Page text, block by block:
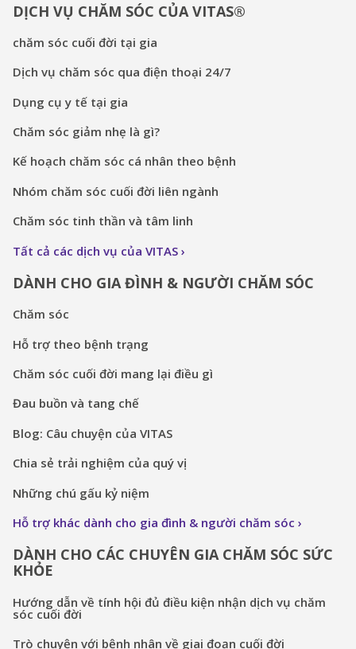
DỊCH VỤ CHĂM SÓC CỦA VITAS®
chăm sóc cuối đời tại gia
Dịch vụ chăm sóc qua điện thoại 24/7
Dụng cụ y tế tại gia
Chăm sóc giảm nhẹ là gì?
Kế hoạch chăm sóc cá nhân theo bệnh
Nhóm chăm sóc cuối đời liên ngành
Chăm sóc tinh thần và tâm linh
Tất cả các dịch vụ của VITAS
DÀNH CHO GIA ĐÌNH & NGƯỜI CHĂM SÓC
Chăm sóc
Hỗ trợ theo bệnh trạng
Chăm sóc cuối đời mang lại điều gì
Đau buồn và tang chế
Blog: Câu chuyện của VITAS
Chia sẻ trải nghiệm của quý vị
Những chú gấu kỷ niệm
Hỗ trợ khác dành cho gia đình & người chăm sóc
DÀNH CHO CÁC CHUYÊN GIA CHĂM SÓC SỨC
KHỎE
Hướng dẫn về tính hội đủ điều kiện nhận dịch vụ chăm
sóc cuối đời
Trò chuyện với bệnh nhân về giai đoạn cuối đời